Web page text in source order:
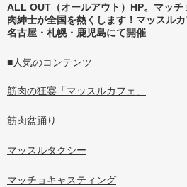
ALL OUT（オールアウト）HP。マッ
肉紳士が全国を熱くします！マッスル
名古屋・札幌・鹿児島にて開催
■人気のコンテンツ
筋肉の狂宴「マッスルカフェ」
筋肉盆踊り
マッスルタクシー
マッチョキャスティング